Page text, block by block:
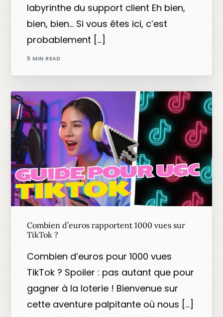
labyrinthe du support client Eh bien,
bien, bien… Si vous êtes ici, c’est
probablement […]
5 MIN READ
Combien d’euros rapportent 1000 vues sur
TikTok ?
Combien d’euros pour 1000 vues
TikTok ? Spoiler : pas autant que pour
gagner à la loterie ! Bienvenue sur
cette aventure palpitante où nous […]